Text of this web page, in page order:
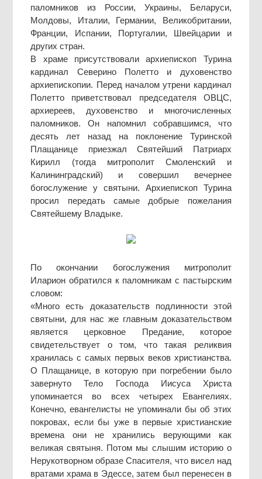
паломников из России, Украины, Беларуси,
Молдовы, Италии, Германии, Великобритании,
Франции, Испании, Португалии, Швейцарии и
других стран.
В храме присутствовали архиепископ Турина
кардинал Северино Полетто и духовенство
архиепископии. Перед началом утрени кардинал
Полетто приветствовал председателя ОВЦС,
архиереев, духовенство и многочисленных
паломников. Он напомнил собравшимся, что
десять лет назад на поклонение Туринской
Плащанице приезжал Святейший Патриарх
Кирилл (тогда митрополит Смоленский и
Калининградский) и совершил вечернее
богослужение у святыни. Архиепископ Турина
просил передать самые добрые пожелания
Святейшему Владыке.
По окончании богослужения митрополит
Иларион обратился к паломникам с пастырским
словом:
«Много есть доказательств подлинности этой
святыни, для нас же главным доказательством
является церковное Предание, которое
свидетельствует о том, что такая реликвия
хранилась с самых первых веков христианства.
О Плащанице, в которую при погребении было
завернуто Тело Господа Иисуса Христа
упоминается во всех четырех Евангелиях.
Конечно, евангелисты не упоминали бы об этих
покровах, если бы уже в первые христианские
времена они не хранились верующими как
великая святыня. Потом мы слышим историю о
Нерукотворном образе Спасителя, что висел над
вратами храма в Эдессе, затем был перенесен в